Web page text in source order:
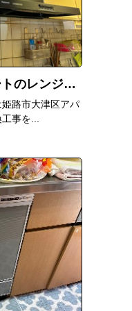
ジフード交換
路市大津区アパ
事を...